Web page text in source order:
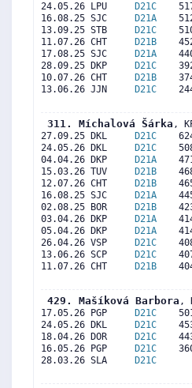
24.05.26 LPU
D21C
16.08.25 SJC
D21A
13.09.25 STB
D21C
11.07.26 CHT
D21B
17.08.25 SJC
D21A
28.09.25 DKP
D21C
10.07.26 CHT
D21B
13.06.26 JJN
D21C
311. Míchalová Šárka ,
27.09.25 DKL D21C
24.05.26 DKL
D21C
04.04.26 DKP
D21A
15.03.26 TUV
D21B
12.07.26 CHT
D21B
16.08.25 SJC
D21A
02.08.25 BOR
D21B
03.04.26 DKP
D21A
05.04.26 DKP
D21A
26.04.26 VSP
D21C
13.06.26 SCP
D21C
11.07.26 CHT
D21B
429. Mašíková Barbora ,
17.05.26 PGP D21C
24.05.26 DKL
D21C
18.04.26 DOR
D21C
16.05.26 PGP
D21C
28.03.26 SLA
D21C